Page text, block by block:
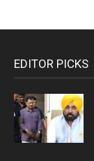
EDITOR PICKS